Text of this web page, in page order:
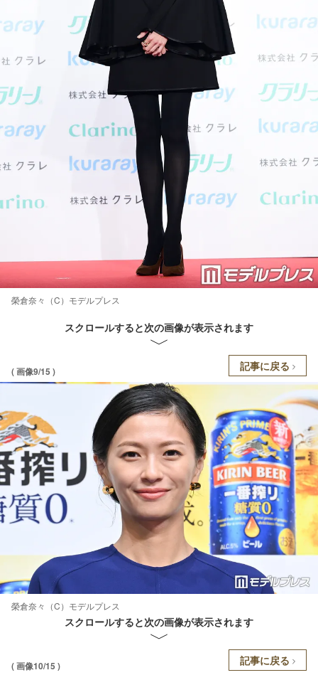
榮倉奈々（C）モデルプレス
スクロールすると次の画像が表示されます
( 画像9/15 ) 記事に戻る
榮倉奈々（C）モデルプレス
スクロールすると次の画像が表示されます
( 画像10/15 ) 記事に戻る